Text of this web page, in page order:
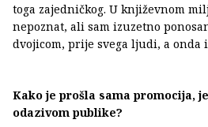
toga zajedničkog. U književnom
nepoznat, ali sam izuzetno
dvojicom, prije svega ljudi, a
Kako je prošla sama promocija,
odazivom publike?